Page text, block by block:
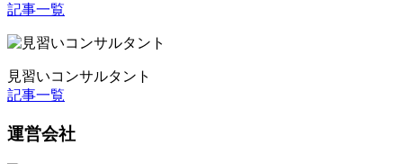
記事一覧
見習いコンサルタント
記事一覧
運営会社